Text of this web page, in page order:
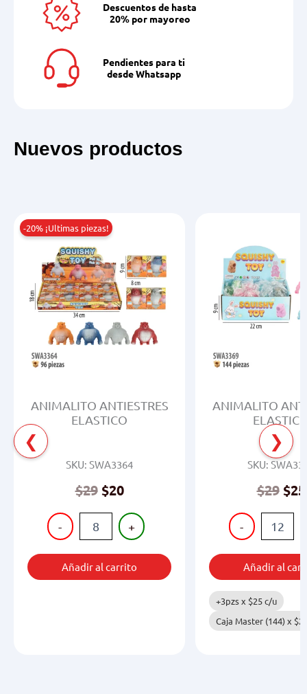
Descuentos de hasta
20% por mayoreo
Pendientes para ti
desde Whatsapp
Nuevos productos
ANIMALITO ANTIESTRES
ELASTICO
SKU: SWA3364
$29 Original
was:
$29.
$20Current
is:
$20.
-
ANIMALITO
ANTIESTRES
+
Añadir al carrito
-20% ¡Ultimas piezas!
ANIMALITO
SKU:
$29 $25
-
ANIMALITO
ANTIESTRES
Añadir al
+3pzs x $25c/u
Caja Master (144) x $
❮ ❯